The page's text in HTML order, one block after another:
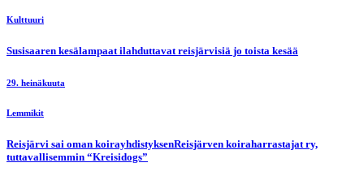
Kulttuuri
Susisaaren kesälampaat ilahduttavat reisjärvisiä jo toista kesää
29. heinäkuuta
Lemmikit
Reisjärvi sai oman koirayhdistyksenReisjärven koiraharrastajat ry,
tuttavallisemmin “Kreisidogs”